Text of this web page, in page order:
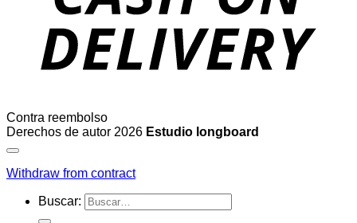
Contra reembolso
Derechos de autor 2026 Estudio longboard
Withdraw from contract
Buscar: